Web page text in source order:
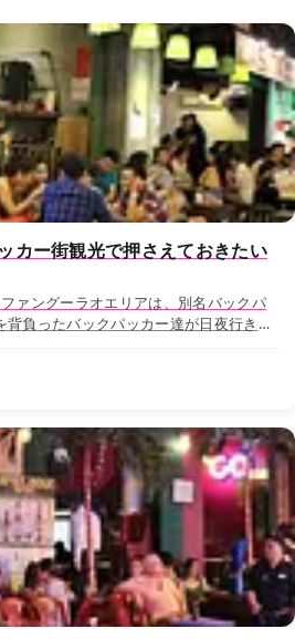
カー街観光で押さえておきたい
ァングーラオエリアは、別名バックパ
背負ったバックパッカー達が日夜行き交